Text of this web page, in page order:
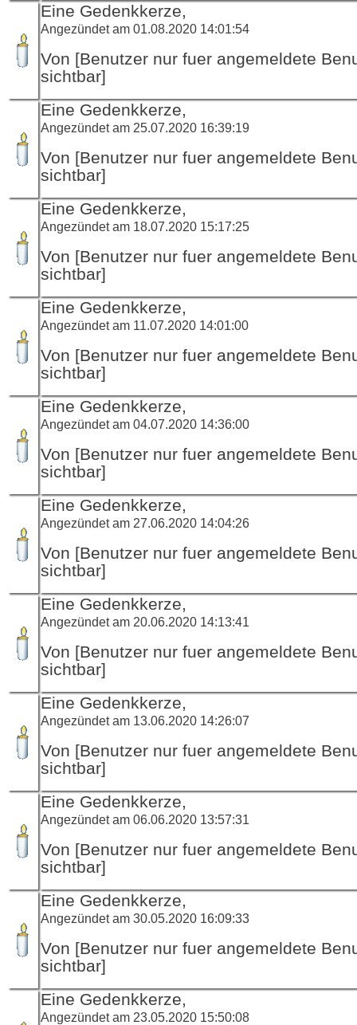
Eine Gedenkkerze,
Angezündet am 01.08.2020 14:01:54
Von [Benutzer nur fuer angemeldete
sichtbar]
Eine Gedenkkerze,
Angezündet am 25.07.2020 16:39:19
Von [Benutzer nur fuer angemeldete
sichtbar]
Eine Gedenkkerze,
Angezündet am 18.07.2020 15:17:25
Von [Benutzer nur fuer angemeldete
sichtbar]
Eine Gedenkkerze,
Angezündet am 11.07.2020 14:01:00
Von [Benutzer nur fuer angemeldete
sichtbar]
Eine Gedenkkerze,
Angezündet am 04.07.2020 14:36:00
Von [Benutzer nur fuer angemeldete
sichtbar]
Eine Gedenkkerze,
Angezündet am 27.06.2020 14:04:26
Von [Benutzer nur fuer angemeldete
sichtbar]
Eine Gedenkkerze,
Angezündet am 20.06.2020 14:13:41
Von [Benutzer nur fuer angemeldete
sichtbar]
Eine Gedenkkerze,
Angezündet am 13.06.2020 14:26:07
Von [Benutzer nur fuer angemeldete
sichtbar]
Eine Gedenkkerze,
Angezündet am 06.06.2020 13:57:31
Von [Benutzer nur fuer angemeldete
sichtbar]
Eine Gedenkkerze,
Angezündet am 30.05.2020 16:09:33
Von [Benutzer nur fuer angemeldete
sichtbar]
Eine Gedenkkerze,
Angezündet am 23.05.2020 15:50:08